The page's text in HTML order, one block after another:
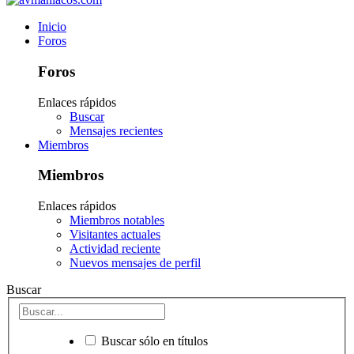
Inicio
Foros
Foros
Enlaces rápidos
Buscar
Mensajes recientes
Miembros
Miembros
Enlaces rápidos
Miembros notables
Visitantes actuales
Actividad reciente
Nuevos mensajes de perfil
Buscar
Buscar sólo en títulos